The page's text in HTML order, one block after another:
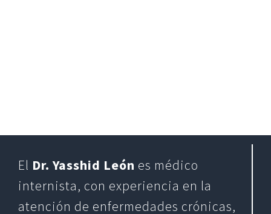
El Dr. Yasshid León es médico
internista, con experiencia en la
atención de enfermedades crónicas,